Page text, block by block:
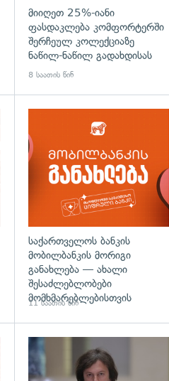
მიიღეთ 25%-იანი
ფასდაკლება კომფორტერში
შერჩეულ კოლექციაზე
ნაწილ-ნაწილ გადახდისას
8 საათის წინ
საქართველოს ბანკის
მობილბანკის მორიგი
განახლება — ახალი
შესაძლებლობები
მომხმარებლებისთვის
11 საათის წინ
გადახედვა